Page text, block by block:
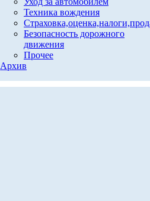
Техника вождения
Безопасность дорожного
движения
Прочее
Архив